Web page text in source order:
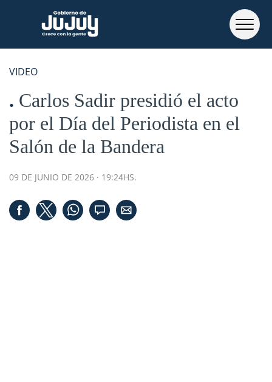
VIDEO
Carlos Sadir presidió el acto
por el Día del Periodista en el
Salón de la Bandera
09 DE JUNIO DE 2026 · 19:24HS.